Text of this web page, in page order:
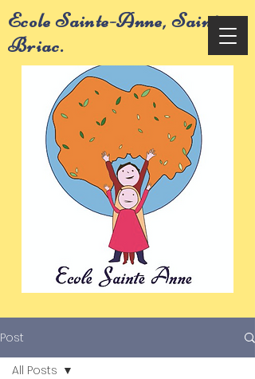
Ecole Sainte-Anne, Saint-
Briac.
Post
All Posts